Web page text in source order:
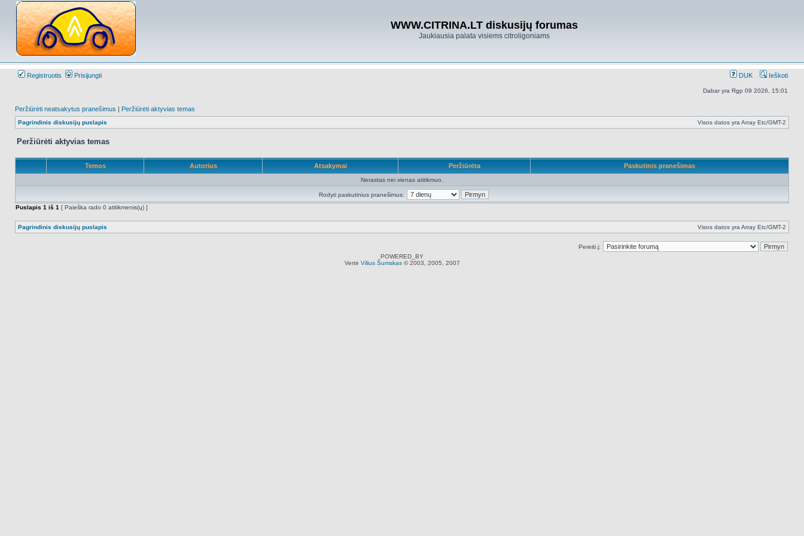
WWW.CITRINA.LT diskusijų forumas
Jaukiausia palata visiems citroligoniams
Registruotis Prisijungti DUK Ieškoti
Dabar yra Rgp 09 2026, 15:01
Peržiūrėti neatsakytus pranešimus | Peržiūrėti aktyvias temas
Pagrindinis diskusijų puslapis Visos datos yra Array Etc/GMT-2
Peržiūrėti aktyvias temas
Temos Autorius Atsakymai Peržiūrėta Paskutinis pranešimas
Nerastas nei vienas atitikmuo.
Rodyti paskutinius pranešimus:
Puslapis 1 iš 1 [ Paieška rado 0 atitikmenis(ų) ]
Pagrindinis diskusijų puslapis Visos datos yra Array Etc/GMT-2
Pereiti į:
POWERED_BY
Vertė Vilius Šumskas© 2003, 2005, 2007